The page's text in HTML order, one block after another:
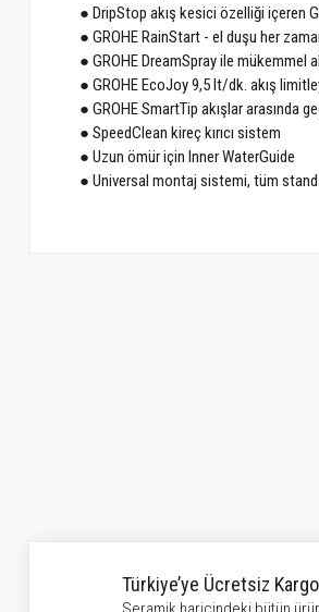
● DripStop akış kesici özelliği içeren
● GROHE RainStart - el duşu her
● GROHE DreamSpray ile mükemmel
● GROHE EcoJoy 9,5 lt/dk. akış
● GROHE SmartTip akışlar arasında
● SpeedClean kireç kırıcı sistem
● Uzun ömür için Inner WaterGuide
● Universal montaj sistemi, tüm
Türkiye’ye Ücretsiz Kargo